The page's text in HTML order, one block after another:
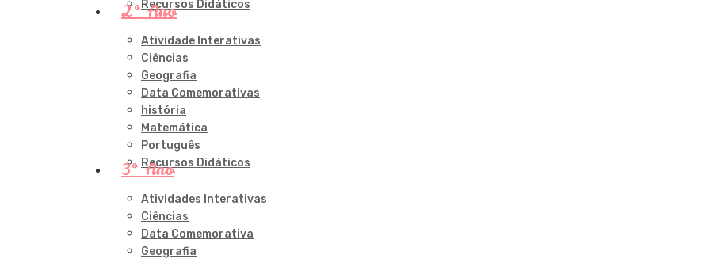
Recursos Didáticos
2º Ano
Atividade Interativas
Ciências
Geografia
Data Comemorativas
história
Matemática
Português
Recursos Didáticos
3º Ano
Atividades Interativas
Ciências
Data Comemorativa
Geografia